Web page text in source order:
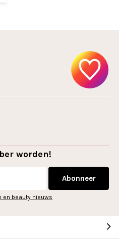
worden!
Abonneer
en beauty nieuws